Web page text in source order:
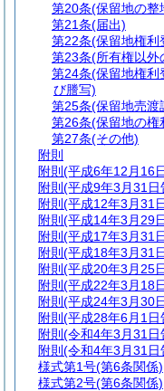
第20条(保留地の整
第21条(届出)
第22条(保留地権利
第23条(所有権以外
第24条(保留地権利
び謄写)
第25条(保留地売渡
第26条(保留地の権
第27条(その他)
附則
附則 (平成6年12月16
附則 (平成9年3月31日
附則 (平成12年3月31
附則 (平成14年3月29
附則 (平成17年3月31
附則 (平成18年3月31
附則 (平成20年3月25
附則 (平成22年3月18
附則 (平成24年3月30
附則 (平成28年6月1日
附則 (令和4年3月31日
附則 (令和4年3月31日
様式第1号(第6条関係)
様式第2号(第6条関係)